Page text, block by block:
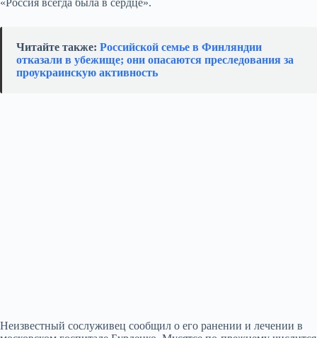
«Россия всегда была в сердце».
Читайте также: Российской семье в Финляндии
отказали в убежище; они опасаются преследования за
проукраинскую активность
Неизвестный сослуживец сообщил о его ранении и лечении в